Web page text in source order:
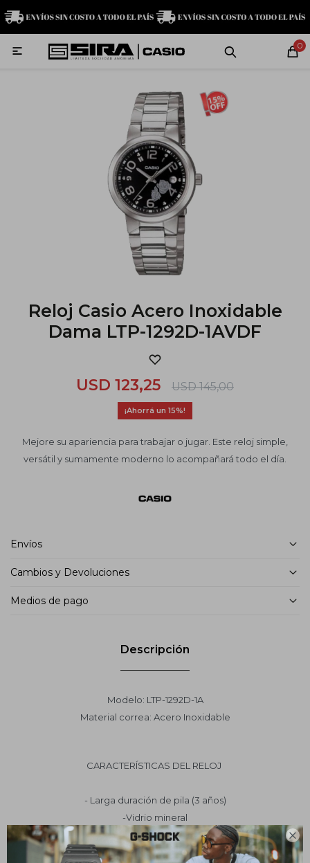

0

Reloj Casio Acero Inoxidable
Dama LTP-1292D-1AVDF
USD 123,25 USD 145,00
15
Mejore su apariencia para trabajar o jugar. Este reloj simple,
versátil y sumamente moderno lo acompañará todo el día.
Envíos
Cambios y Devoluciones
Medios de pago
Descripción
Modelo: LTP-1292D-1A
Material correa: Acero Inoxidable
CARACTERÍSTICAS DEL RELOJ
- Larga duración de pila (3 años)
-Vidrio mineral
-Vidrio duro resistente a las rayaduras.
-Pulsera de acero inoxidable
MI CUENTA
Relojes Servicio técnico Contacto